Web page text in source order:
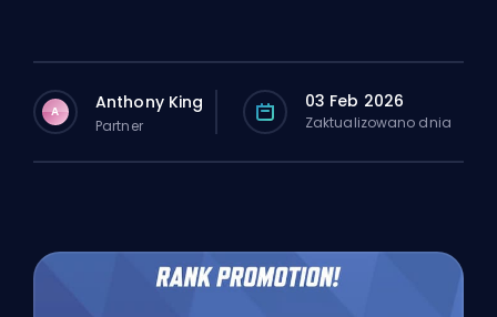
A Anthony King
Partner
03 Feb 2026
Zaktualizowano dnia